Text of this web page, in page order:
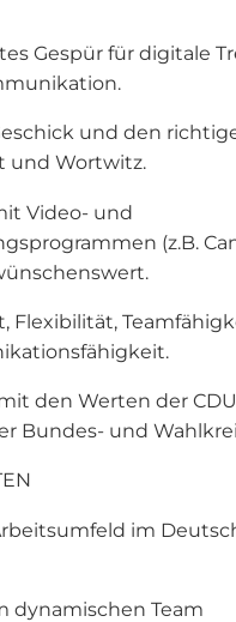
Gespür für digitale
und den
und Wortwitz.
Video- und
(z.B.
Flexibilität,
den Werten der
Bundes- und
im
dynamischen Team